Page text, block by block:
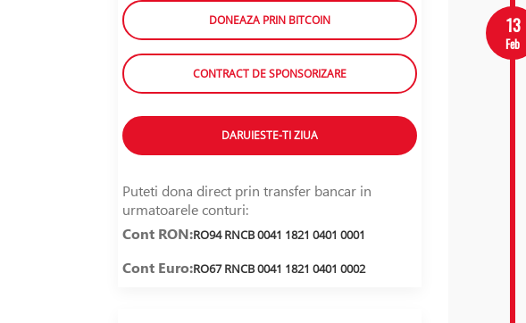
DONEAZA PRIN BITCOIN
CONTRACT DE SPONSORIZARE
DARUIESTE-TI ZIUA
Puteti dona direct prin transfer bancar in
urmatoarele conturi:
Cont RON:RO94 RNCB 0041 1821 0401 0001
Cont Euro:RO67 RNCB 0041 1821 0401 0002
13
Feb